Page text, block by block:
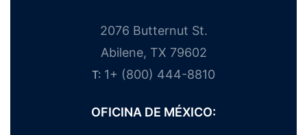
2076 Butternut St.
Abilene, TX 79602
T: 1+ (800) 444-8810
OFICINA DE MÉXICO: